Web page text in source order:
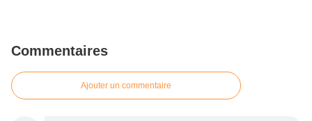
Commentaires
Ajouter un commentaire